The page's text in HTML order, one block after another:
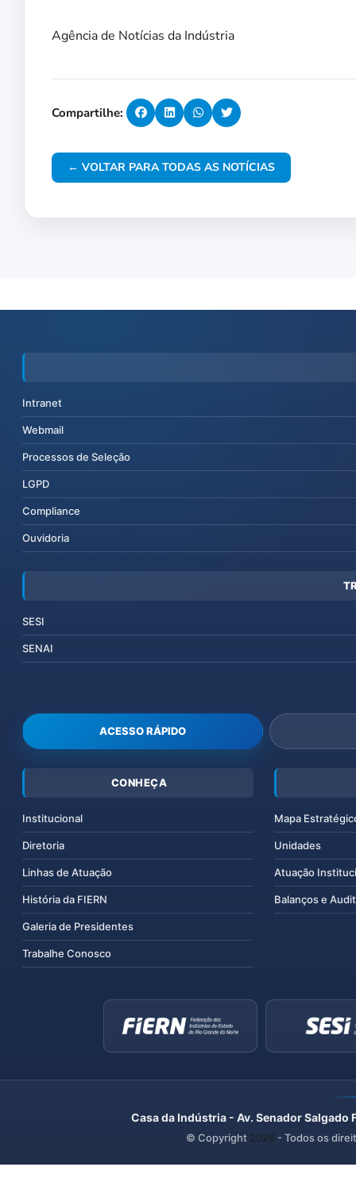
Agência de Notícias da Indústria
Compartilhe:
← VOLTAR PARA TODAS AS NOTÍCIAS
Intranet
Webmail
Processos de Seleção
LGPD
Compliance
Ouvidoria
SESI
SENAI
ACESSO RÁPIDO
CONHEÇA
Institucional
Diretoria
Linhas de Atuação
História da FIERN
Galeria de Presidentes
Trabalhe Conosco
Mapa
Unidades
Atuação
Balanços e
Casa da Indústria - Av. Senador
© Copyright 2026 - Todos os